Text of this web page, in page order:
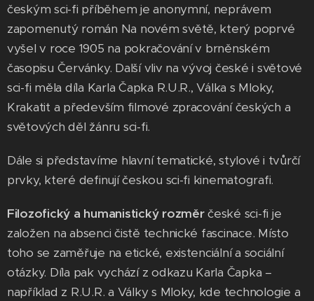
českým sci-fi příběhem je anonymní, neprávem
zapomenutý román Na novém světě, který poprvé
vyšel v roce 1905 na pokračování v brněnském
časopisu Červánky. Další vliv na vývoj české i světové
sci-fi měla díla Karla Čapka R.U.R., Válka s Mloky,
Krakatit a především filmové zpracování českých a
světových děl žánru sci-fi.
Dále si představíme hlavní tematické, stylové i tvůrčí
prvky, které definují českou sci-fi kinematografi.
Filozofický a humanistický rozměrčeské sci-fi je
založen na absenci čistě technické fascinace. Místo
toho se zaměřuje na etické, existenciální a sociální
otázky. Díla pak vychází z odkazu Karla Čapka –
například z R.U.R. a Války s Mloky, kde technologie a